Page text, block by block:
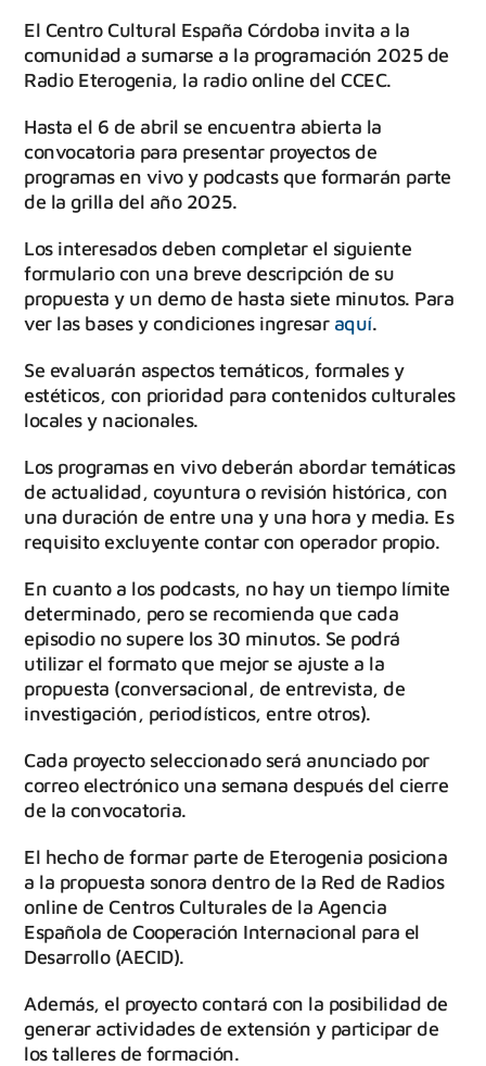
El Centro Cultural España Córdoba invita a la
comunidad a sumarse a la programación 2025 de
Radio Eterogenia, la radio online del CCEC.
Hasta el 6 de abril se encuentra abierta la
convocatoria para presentar proyectos de
programas en vivo y podcasts que formarán parte
de la grilla del año 2025.
Los interesados deben completar el siguiente
formulario con una breve descripción de su
propuesta y un demo de hasta siete minutos. Para
ver las bases y condiciones ingresar aquí.
Se evaluarán aspectos temáticos, formales y
estéticos, con prioridad para contenidos culturales
locales y nacionales.
Los programas en vivo deberán abordar temáticas
de actualidad, coyuntura o revisión histórica, con
una duración de entre una y una hora y media. Es
requisito excluyente contar con operador propio.
En cuanto a los podcasts, no hay un tiempo límite
determinado, pero se recomienda que cada
episodio no supere los 30 minutos. Se podrá
utilizar el formato que mejor se ajuste a la
propuesta (conversacional, de entrevista, de
investigación, periodísticos, entre otros).
Cada proyecto seleccionado será anunciado por
correo electrónico una semana después del cierre
de la convocatoria.
El hecho de formar parte de Eterogenia posiciona
a la propuesta sonora dentro de la Red de Radios
online de Centros Culturales de la Agencia
Española de Cooperación Internacional para el
Desarrollo (AECID).
Además, el proyecto contará con la posibilidad de
generar actividades de extensión y participar de
los talleres de formación.